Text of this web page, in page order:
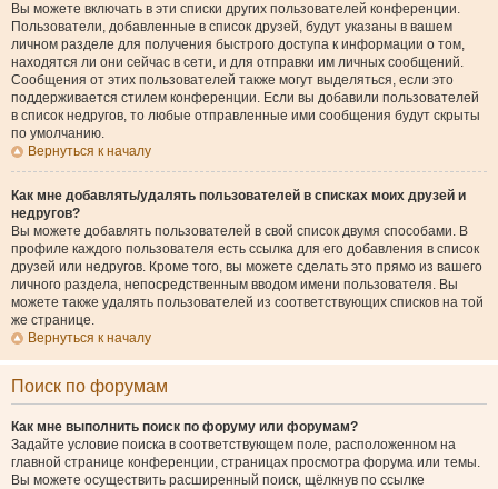
Вы можете включать в эти списки других пользователей конференции.
Пользователи, добавленные в список друзей, будут указаны в вашем
личном разделе для получения быстрого доступа к информации о том,
находятся ли они сейчас в сети, и для отправки им личных сообщений.
Сообщения от этих пользователей также могут выделяться, если это
поддерживается стилем конференции. Если вы добавили пользователей
в список недругов, то любые отправленные ими сообщения будут скрыты
по умолчанию.
Вернуться к началу
Как мне добавлять/удалять пользователей в списках моих друзей и
недругов?
Вы можете добавлять пользователей в свой список двумя способами. В
профиле каждого пользователя есть ссылка для его добавления в список
друзей или недругов. Кроме того, вы можете сделать это прямо из вашего
личного раздела, непосредственным вводом имени пользователя. Вы
можете также удалять пользователей из соответствующих списков на той
же странице.
Вернуться к началу
Поиск по форумам
Как мне выполнить поиск по форуму или форумам?
Задайте условие поиска в соответствующем поле, расположенном на
главной странице конференции, страницах просмотра форума или темы.
Вы можете осуществить расширенный поиск, щёлкнув по ссылке